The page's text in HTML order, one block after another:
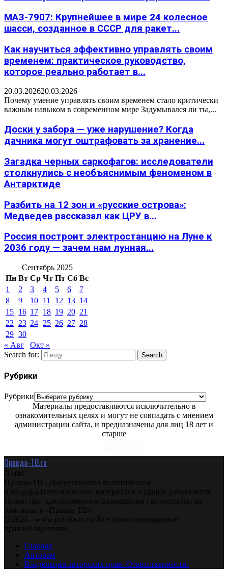
МАЗ-7907: Крупнейшее в мире 24 колесное
шасси, созданное в СССР для ракет...
Как научиться эффективно управлять своим
временем: практическое руководство,
которое реально работает в...
20.03.202620.03.2026
Почему умение управлять своим временем стало критически
важным навыком в современном мире Задумывался ли ты,...
Доски у забора — уже нарушение? Когда
дачника могут оштрафовать за хранение...
Загадка черных саркофагов: исследователи
столкнулись с необъяснимым феноменом в
Антарктиде
Разбить на 12 зон и «русские острова»:
Медведев рассказал как ЦРУ в...
Россия построит электростанцию на Луне к
2036 году — зачем нам лунная...
Сентябрь 2025
Пн Вт Ср Чт Пт Сб Вс
1
2 3 4 5 6
7
8
9 10 11 12 13 14
15 16 17 18 19 20 21
22
23 24 25 26 27 28
29 30
« Авг
Окт »
Search for:
Search
Рубрики
Рубрики
Материалы предоставляются исключительно в
ознакомительных целях и могут не совпадать с мнением
администрации сайта, и предназначены для лиц 18 лет и
старше
Правда-ТВ.ru
О нас
Правда-ТВ - Дискуссионно политическая
площадка.Использование материалов издания допускается
только при одновременном размещении гиперссылки на
оригинал в «Правда-ТВ»
@2023 - www.pravda-tv.ru. Все права принадлежат
правообладателям.
Главная
Авторам
Владельцам авторских прав. Ответственности.